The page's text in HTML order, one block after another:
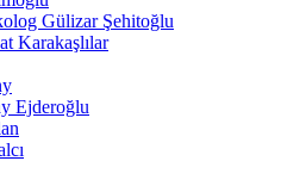
Gülizar Şehitoğlu
Karakaşlılar
Ejderoğlu